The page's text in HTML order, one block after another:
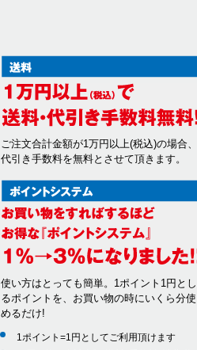
ご注文合計金額が1万円以上(税込)の場合
代引き手数料を無料とさせて頂きます。
使い方はとっても簡単。1ポイント1円と
るポイントを、お買い物の時にいくら分
めるだけ!
1ポイント=1円としてご利用頂けます